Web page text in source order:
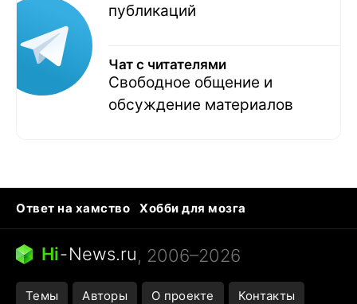
публикаций
Чат с читателями
Свободное общение и
обсуждение материалов
Ответ на хамство
Хобби для мозга
Бензин 100 vs 95
Тунцы в океанариуме
Следующая пандемия
Hi-News.ru, 2006–2026
Темы Авторы О проекте Контакты